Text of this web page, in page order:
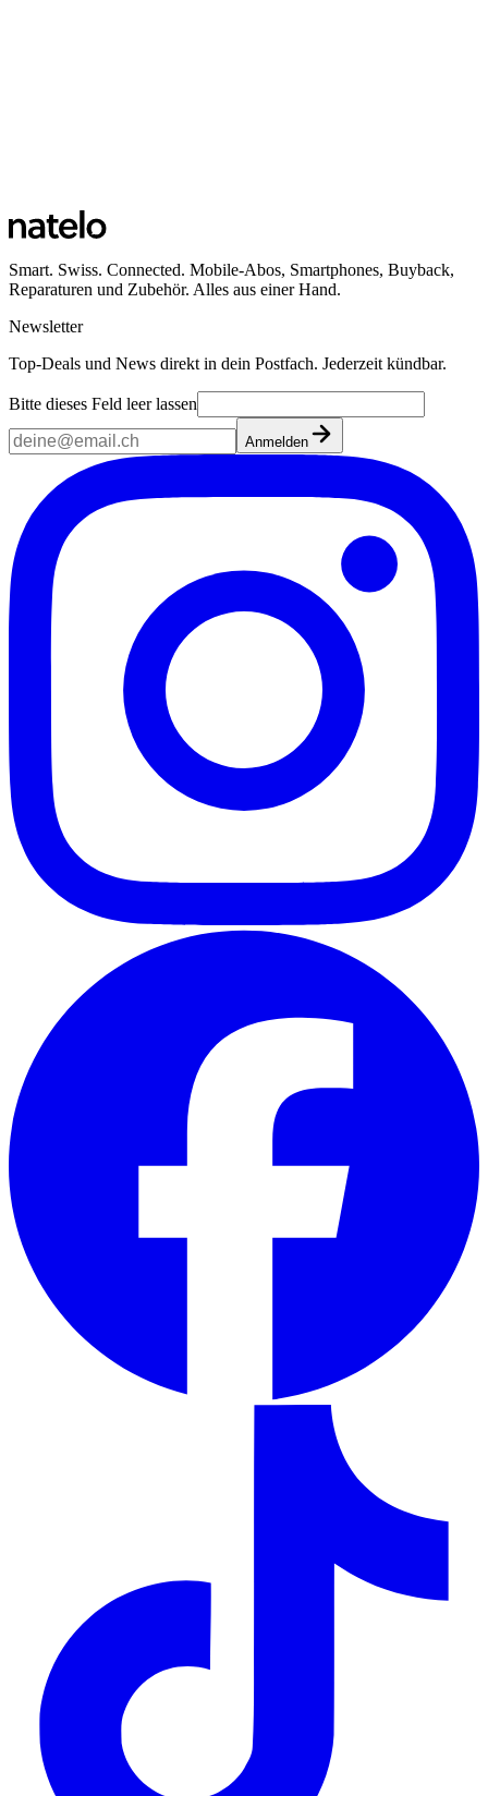
Smart. Swiss. Connected. Mobile-Abos, Smartphones, Buyback,
Reparaturen und Zubehör. Alles aus einer Hand.
Newsletter
Top-Deals und News direkt in dein Postfach. Jederzeit kündbar.
Bitte dieses Feld leer lassen
Anmelden